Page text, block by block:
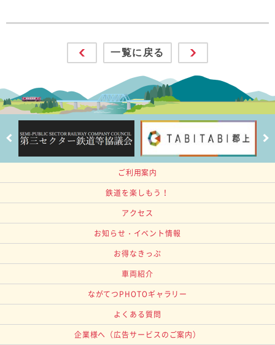
一覧に戻る
ご利用案内
鉄道を楽しもう！
アクセス
お知らせ・イベント情報
お得なきっぷ
車両紹介
ながてつPHOTOギャラリー
よくある質問
企業様へ （広告サービスのご案内）